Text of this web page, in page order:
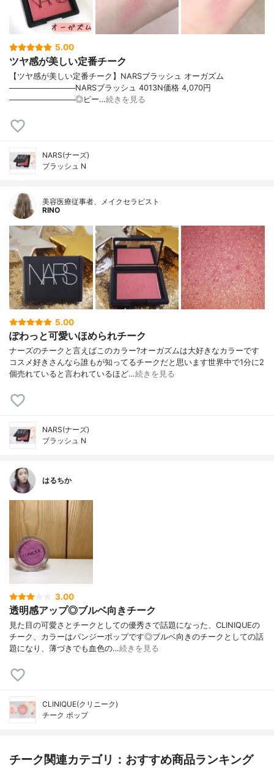
5.00
ツヤ感が美しい定番チーク
【ツヤ感が美しい定番チーク】NARSブラッシュ オーガズム
────────────NARSブラッシュ 4013N価格 4,070円
────────────◎ピー…続きを見る
NARS(ナーズ)
ブラッシュ N
美容医療従事者、メイクセラピスト
RINO
5.00
ぽわっと可愛いほめられチーク
ナーズのチークと言えばこのカラー?オーガズムは大好きなカラーです
コスメ好きさんなら誰もが知ってるチークだと思います世界中で1分に2
個売れていると言われているほど…続きを見る
NARS(ナーズ)
ブラッシュ N
はるちか
3.00
透明感アップ◎ブルベ向きチーク
見た目の可愛さとチークとしての優秀さで話題になった、CLINIQUEの
チーク、カラーはパンジーポップです◎ブルベ向きのチークとしての話
題になり、薄づきでも血色の…続きを見る
CLINIQUE(クリニーク)
チーク ポップ
チーク関連カテゴリ：おすすめ商品ランキング